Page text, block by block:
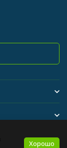
Хорошо